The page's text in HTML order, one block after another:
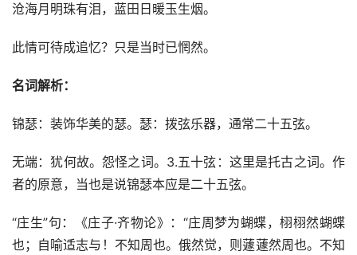
沧海月明珠有泪，蓝田日暖玉生烟。
此情可待成追忆？只是当时已惘然。
名词解析：
锦瑟：装饰华美的瑟。瑟：拨弦乐器，通常二十五弦。
无端：犹何故。怨怪之词。3.五十弦：这里是托古之词。作
者的原意，当也是说锦瑟本应是二十五弦。
“庄生”句：《庄子·齐物论》：“庄周梦为蝴蝶，栩栩然蝴蝶
也；自喻适志与！不知周也。俄然觉，则蘧蘧然周也。不知